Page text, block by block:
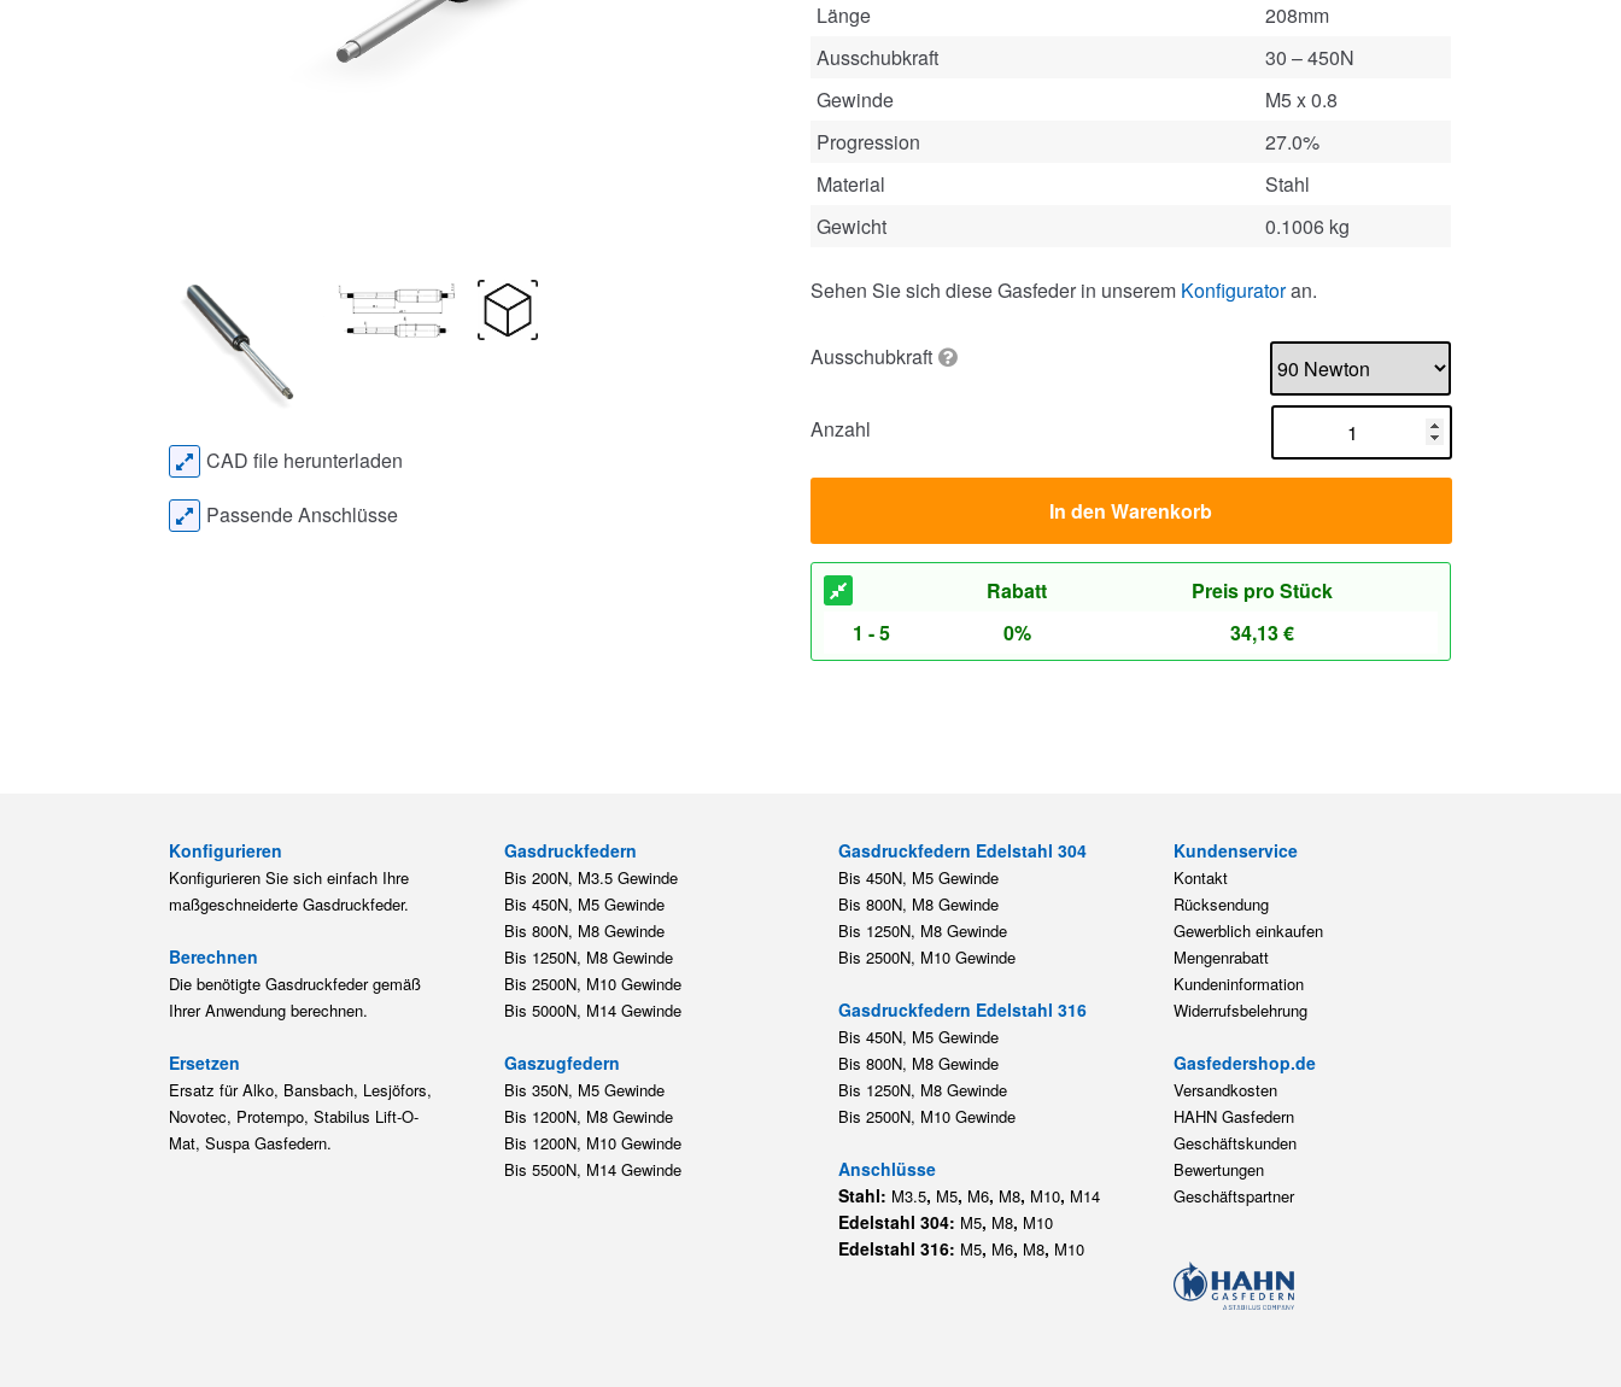
Länge
208mm
Ausschubkraft
30 – 450N
Gewinde
M5 x 0.8
Progression
27.0%
Material
Stahl
Gewicht
0.1006 kg
Sehen Sie sich diese Gasfeder in unserem Konfiguratoran.
Ausschubkraft
Anzahl
In den Warenkorb
Rabatt
Preis pro Stück
1 - 5
0% 34,13€
CAD file herunterladen
Passende Anschlüsse
Konfigurieren
Konfigurieren Sie sich einfach Ihre
maßgeschneiderte Gasdruckfeder.
Berechnen
Die benötigte Gasdruckfeder gemäß
Ihrer Anwendung berechnen.
Ersetzen
Ersatz für Alko, Bansbach, Lesjöfors,
Novotec, Protempo, Stabilus Lift-O-
Mat, Suspa Gasfedern.
Gasdruckfedern
Bis 200N, M3.5 Gewinde
Bis 450N, M5 Gewinde
Bis 800N, M8 Gewinde
Bis 1250N, M8 Gewinde
Bis 2500N, M10 Gewinde
Bis 5000N, M14 Gewinde
Gaszugfedern
Bis 350N, M5 Gewinde
Bis 1200N, M8 Gewinde
Bis 1200N, M10 Gewinde
Bis 5500N, M14 Gewinde
Gasdruckfedern Edelstahl 304
Bis 450N, M5 Gewinde
Bis 800N, M8 Gewinde
Bis 1250N, M8 Gewinde
Bis 2500N, M10 Gewinde
Gasdruckfedern Edelstahl 316
Bis 450N, M5 Gewinde
Bis 800N, M8 Gewinde
Bis 1250N, M8 Gewinde
Bis 2500N, M10 Gewinde
Anschlüsse
Stahl: M3.5, M5, M6, M8, M10, M14
Edelstahl 304: M5, M8, M10
Edelstahl 316: M5, M6, M8, M10
Kundenservice
Kontakt
Rücksendung
Gewerblich einkaufen
Mengenrabatt
Kundeninformation
Widerrufsbelehrung
Gasfedershop.de
Versandkosten
HAHN Gasfedern
Geschäftskunden
Bewertungen
Geschäftspartner